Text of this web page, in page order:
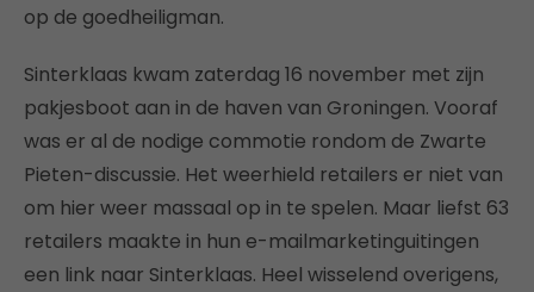
op de goedheiligman.
Sinterklaas kwam zaterdag 16 november met zijn
pakjesboot aan in de haven van Groningen. Vooraf
was er al de nodige commotie rondom de Zwarte
Pieten-discussie. Het weerhield retailers er niet van
om hier weer massaal op in te spelen. Maar liefst 63
retailers maakte in hun e-mailmarketinguitingen
een link naar Sinterklaas. Heel wisselend overigens,